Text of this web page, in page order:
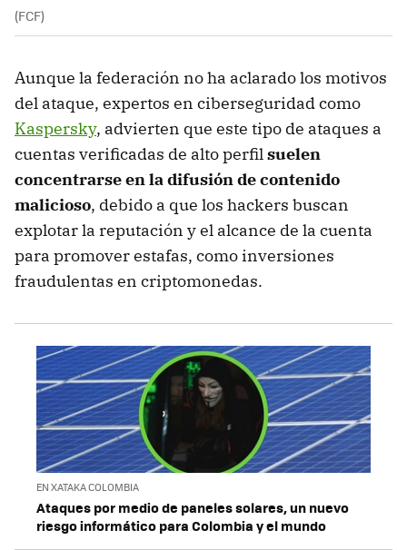
(FCF)
Aunque la federación no ha aclarado los motivos
del ataque, expertos en ciberseguridad como
Kaspersky, advierten que este tipo de ataques a
cuentas verificadas de alto perfilsuelen
concentrarse en la difusión de contenido
malicioso, debido a que los hackers buscan
explotar la reputación y el alcance de la cuenta
para promover estafas, como inversiones
fraudulentas en criptomonedas.
EN XATAKA COLOMBIA
Ataques por medio de paneles solares, un nuevo
riesgo informático para Colombia y el mundo